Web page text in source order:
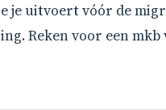
je uitvoert vóór de
Reken voor een